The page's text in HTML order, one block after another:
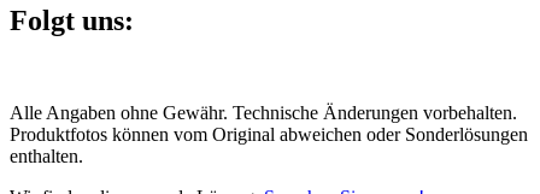
Folgt uns:
Alle Angaben ohne Gewähr. Technische Änderungen vorbehalten.
Produktfotos können vom Original abweichen oder Sonderlösungen
enthalten.